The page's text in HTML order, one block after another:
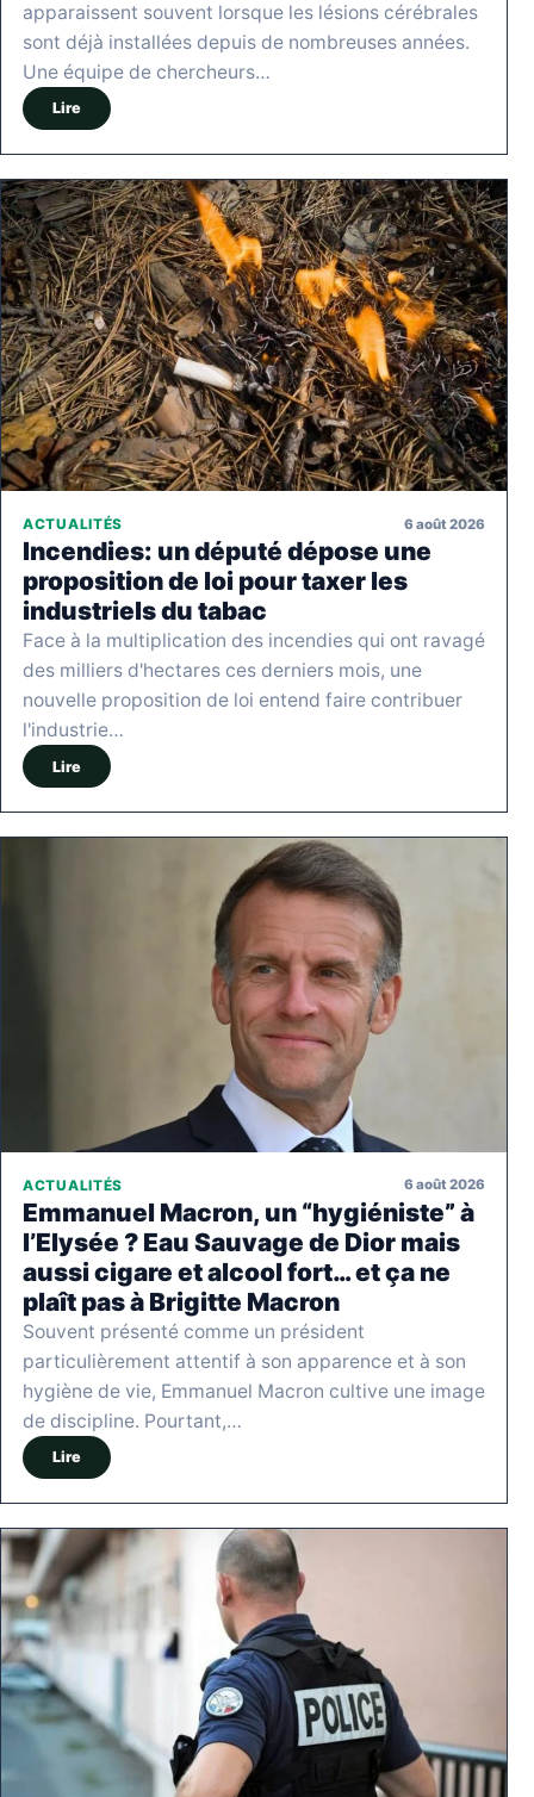
apparaissent souvent lorsque les lésions cérébrales
sont déjà installées depuis de nombreuses années.
Une équipe de chercheurs…
Lire
ACTUALITÉS 6 août 2026
Incendies: un député dépose une
proposition de loi pour taxer les
industriels du tabac
Face à la multiplication des incendies qui ont ravagé
des milliers d'hectares ces derniers mois, une
nouvelle proposition de loi entend faire contribuer
l'industrie…
Lire
ACTUALITÉS 6 août 2026
Emmanuel Macron, un “hygiéniste” à
l’Elysée ? Eau Sauvage de Dior mais
aussi cigare et alcool fort… et ça ne
plaît pas à Brigitte Macron
Souvent présenté comme un président
particulièrement attentif à son apparence et à son
hygiène de vie, Emmanuel Macron cultive une image
de discipline. Pourtant,…
Lire